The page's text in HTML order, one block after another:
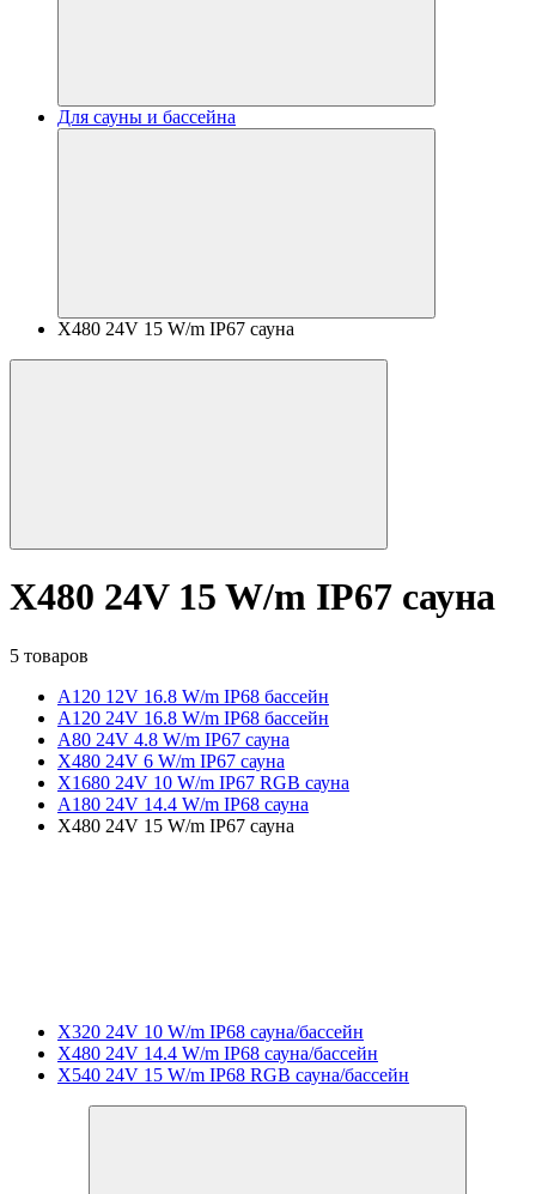
Для сауны и бассейна
X480 24V 15 W/m IP67 сауна
X480 24V 15 W/m IP67 сауна
5 товаров
A120 12V 16.8 W/m IP68 бассейн
A120 24V 16.8 W/m IP68 бассейн
A80 24V 4.8 W/m IP67 сауна
X480 24V 6 W/m IP67 сауна
X1680 24V 10 W/m IP67 RGB сауна
A180 24V 14.4 W/m IP68 сауна
X480 24V 15 W/m IP67 сауна
X320 24V 10 W/m IP68 сауна/бассейн
X480 24V 14.4 W/m IP68 сауна/бассейн
X540 24V 15 W/m IP68 RGB сауна/бассейн